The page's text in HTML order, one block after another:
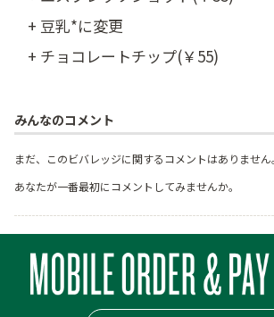
+ 豆乳*に変更
+ チョコレートチップ(￥55)
みんなのコメント
まだ、このビバレッジに関するコメントはありません。
あなたが一番最初にコメントしてみませんか。